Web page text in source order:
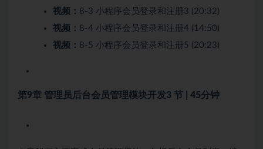
视频： 8-3 小程序会员登录和注册3 (20:32)
视频： 8-4 小程序会员登录和注册4 (14:50)
视频： 8-5 小程序会员登录和注册5 (20:23)
第9章 管理员后台会员管理模块开发3 节 | 45分钟